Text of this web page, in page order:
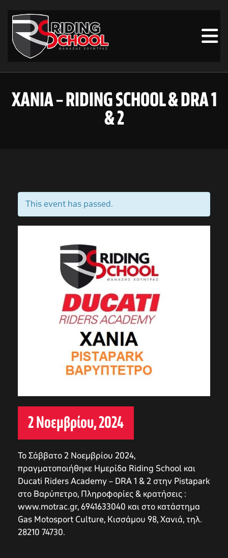
ΧΑΝΙΑ – RIDING SCHOOL & DRA 1
& 2
This event has passed.
2 Νοεμβρίου, 2024
Το Σάββατο 2 Νοεμβρίου 2024,
πραγματοποιήθηκε Ημερίδα Riding School και
Ducati Riders Academy – DRA 1 & 2 στην Pistapark
στο Βαρύπετρο, Πληροφορίες & κρατήσεις :
www.motrac.gr, 6941633040 και στο κατάστημα
Gas Motosport Culture, Κισσάμου 98, Χανιά, τηλ.
28210 74730.